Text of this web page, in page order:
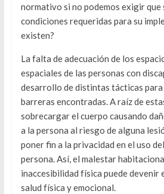
normativo si no podemos exigir que
condiciones requeridas para su
existen?
La falta de adecuación de los
espaciales de las personas con
desarrollo de distintas tácticas para
barreras encontradas. A raíz de
sobrecargar el cuerpo causando
a la persona al riesgo de alguna
poner fin a la privacidad en el uso
persona. Así, el malestar
inaccesibilidad física puede devenir
salud física y emocional.